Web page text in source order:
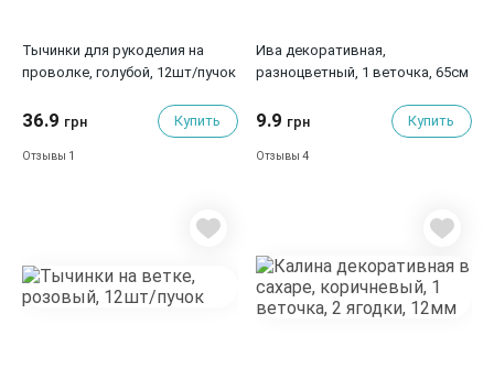
Тычинки для рукоделия на
проволке, голубой, 12шт/пучок
36.9 грн Купить
Отзывы 1
Ива декоративная,
разноцветный, 1 веточка, 65см
9.9 грн Купить
Отзывы4